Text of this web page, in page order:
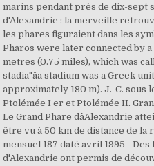
marins pendant près de dix-sept
d'Alexandrie : la merveille
les phares figuraient dans les
Pharos were later connected by
metres (0.75 miles), which was
stadia"âa stadium was a Greek
approximately 180 m). J.-C. sous
Ptolémée I er et Ptolémée II.
Le Grand Phare dâAlexandrie
être vu à 50 km de distance de la
mensuel 187 daté avril 1995 -
d'Alexandrie ont permis de